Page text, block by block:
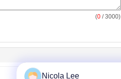
(0 / 3000)
Nicola Lee